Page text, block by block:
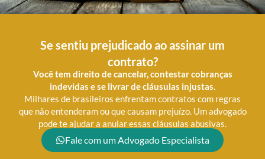
Se sentiu prejudicado ao assinar um
contrato?
Você tem direito de cancelar, contestar cobranças
indevidas e se livrar de cláusulas injustas.
Milhares de brasileiros enfrentam contratos com regras
que não entenderam ou que causam prejuízo. Um advogado
pode te ajudar a anular essas cláusulas abusivas.
Fale com um Advogado Especialista